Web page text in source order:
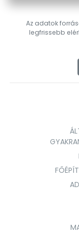
Az adatok
legfrissebb